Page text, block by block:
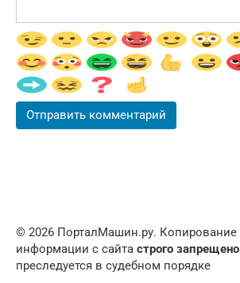
© 2026 ПорталМашин.ру. Копирование
информации с сайта строго запрещено
преследуется в судебном порядке